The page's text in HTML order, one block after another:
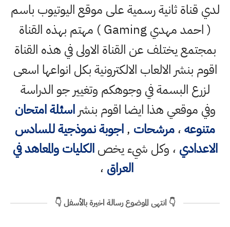
لدي قناة ثانية رسمية على موقع اليوتيوب باسم
( احمد مهدي Gaming ) مهتم بهذه القناة
بمجتمع يختلف عن القناة الاولى في هذه القناة
اقوم بنشر الالعاب الالكترونية بكل انواعها اسعى
لزرع البسمة في وجوهكم وتغيير جو الدراسة
وفي موقعي هذا ايضا اقوم بنشراسئلة امتحان
متنوعه،مرشحات ,اجوبة نموذجية للسادس
الاعدادي ، وكل شيء يخصالكليات والمعاهد في
العراق ،
👇 انتهى الموضوع رسالة اخيرة بالأسفل 👇